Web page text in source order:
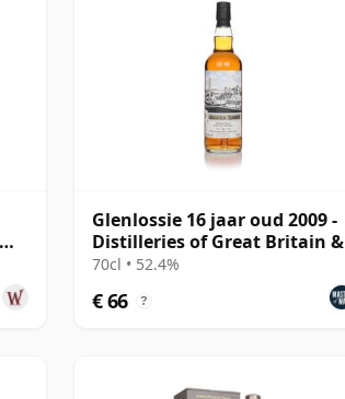
Glenlossie 16 jaar oud 2009 -
Distilleries of Great Britain &
70cl • 52.4%
€ 66 ?